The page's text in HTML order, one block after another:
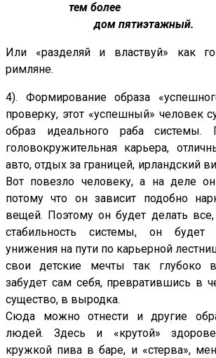
тем более
дом пятиэтажный.
Или «разделяй и властвуй» как
римляне.
4). Формирование образа
проверку, этот «успешный» человек
образ идеального раба системы.
головокружительная карьера,
авто, отдых за границей, ирландский
Вот повезло человеку, а на деле
потому что он зависит подобно
вещей. Поэтому он будет делать все,
стабильность системы, он
унижения на пути по карьерной
свои детские мечты так глубоко
забудет сам себя, превратившись в
существо, в выродка.
Сюда можно отнести и другие
людей. Здесь и «крутой»
кружкой пива в баре, и «стерва»,